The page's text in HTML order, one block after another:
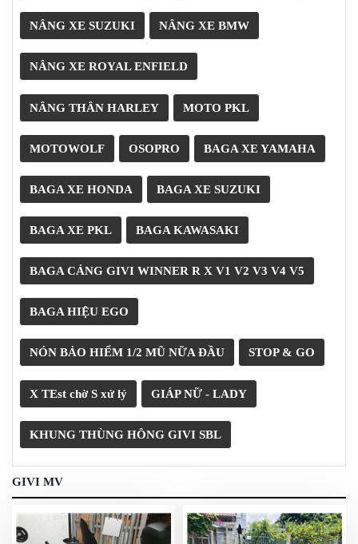
GO
PHỤ
KIỆN
MOTOWOLF
KẸP
ĐIỆN
THOẠI
XE
PHỤ
KIỆN
PHƯỢT
ĐỒ
CHƠI
MOTO
PHỤ
KIỆN
MBIKER
HCM
SẢN
PHẨM
MỚI
BLOG
PHƯỢT
LIÊN
HƯỚNG
NÂNG XE SUZUKI NÂNG XE BMW
NÂNG XE ROYAL ENFIELD
NÂNG THÂN HARLEY MOTO PKL
MOTOWOLF OSOPRO BAGA XE YAMAHA
BAGA XE HONDA BAGA XE SUZUKI
BAGA XE PKL BAGA KAWASAKI
BAGA CẢNG GIVI WINNER R X V1 V2 V3 V4 V5
BAGA HIỆU EGO
NÓN BẢO HIỂM 1/2 MŨ NỮA ĐẦU STOP & GO
X TEst chờ S xử lý GIÁP NỮ - LADY
KHUNG THÙNG HÔNG GIVI SBL
GIVI MV